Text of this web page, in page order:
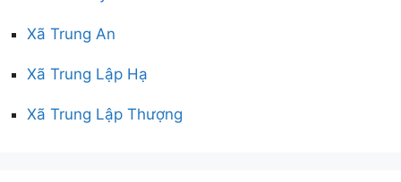
Xã Trung An
Xã Trung Lập Hạ
Xã Trung Lập Thượng